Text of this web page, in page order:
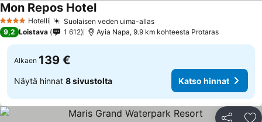
4 Tähtiluokitus
Hotelli Suolaisen veden uima-allasKatso hinnat
Mon Repos HotelKatso hinnat
9,2 Loistava 1 612 Ayia Napa, 9.9 km kohteesta Protaras
Alkaen 139 €
Näytä hinnat 8 sivustolta Katso hinnat